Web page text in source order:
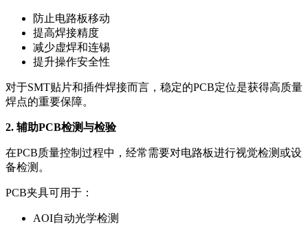
防止电路板移动
提高焊接精度
减少虚焊和连锡
提升操作安全性
对于SMT贴片和插件焊接而言，稳定的PCB定位是获得高质量
焊点的重要保障。
2. 辅助PCB检测与检验
在PCB质量控制过程中，经常需要对电路板进行视觉检测或设
备检测。
PCB夹具可用于：
AOI自动光学检测